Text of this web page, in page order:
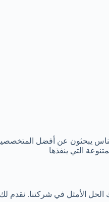
الناس يبحثون عن أفضل
التي ينفذها
الحل الأمثل في شركتنا.